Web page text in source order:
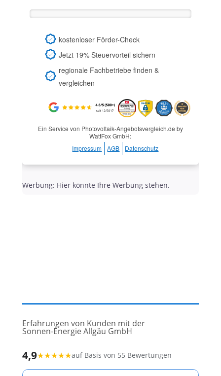
kostenloser Förder-Check
Jetzt 19% Steuervorteil sichern
regionale Fachbetriebe finden &
vergleichen
Ein Service von Photovoltaik-Angebotsvergleich.de by
WattFox GmbH:
Impressum
AGB Datenschutz
Werbung: Hier könnte Ihre Werbung stehen.
Erfahrungen von Kunden mit der
Sonnen-Energie Allgäu GmbH
4,9★★★★★auf Basis von 55 Bewertungen